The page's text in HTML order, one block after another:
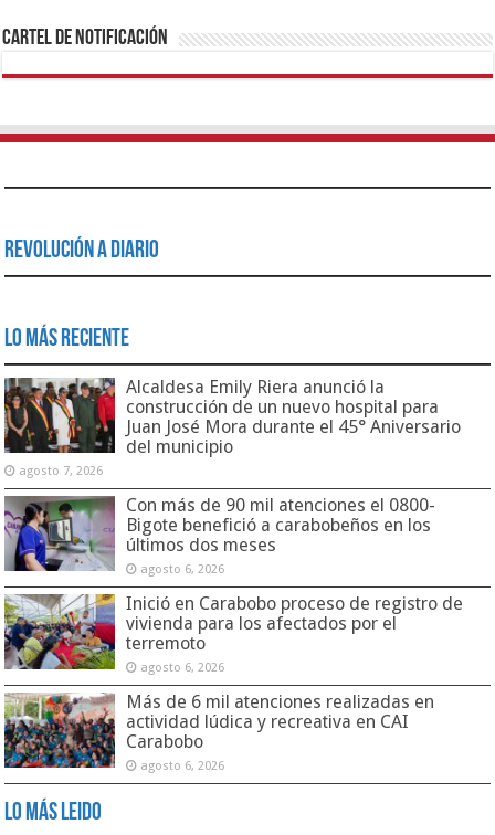
Cartel de Notificación
Revolución a Diario
Lo Más Reciente
Alcaldesa Emily Riera anunció la
construcción de un nuevo hospital para
Juan José Mora durante el 45° Aniversario
del municipio
agosto 7, 2026
Con más de 90 mil atenciones el 0800-
Bigote benefició a carabobeños en los
últimos dos meses
agosto 6, 2026
Inició en Carabobo proceso de registro de
vivienda para los afectados por el
terremoto
agosto 6, 2026
Más de 6 mil atenciones realizadas en
actividad lúdica y recreativa en CAI
Carabobo
agosto 6, 2026
Lo Más Leido